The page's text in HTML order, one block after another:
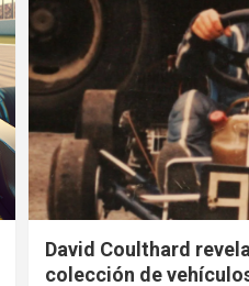
David Coulthard
colección de